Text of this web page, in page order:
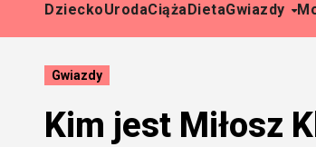
DzieckoUrodaCiążaDietaGwiazdy
Gwiazdy
Kim jest Miłosz